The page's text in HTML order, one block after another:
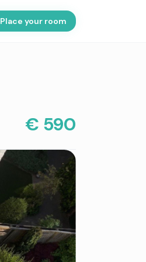
Place your room
€ 590